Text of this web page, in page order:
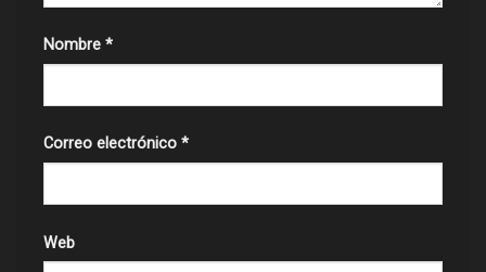
Nombre *
Correo electrónico *
Web